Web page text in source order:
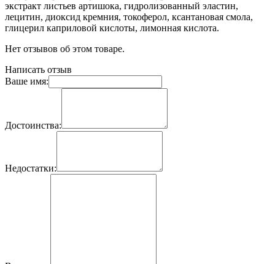
экстракт листьев артишока, гидролизованный эластин,
лецитин, диоксид кремния, токоферол, ксантановая смола,
глицерил каприловой кислоты, лимонная кислота.
Нет отзывов об этом товаре.
Написать отзыв
Ваше имя:
Достоинства:
Недостатки: